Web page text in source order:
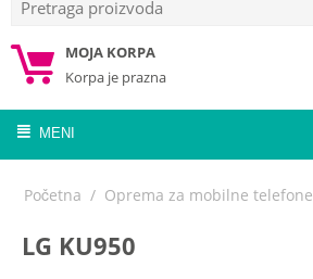
MOJA KORPA
Korpa je prazna
MENI
Početna / Oprema za mobilne telefone
LG KU950